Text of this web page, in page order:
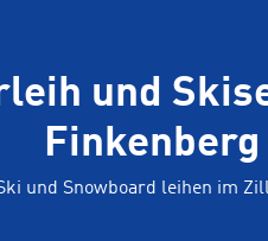
und
Finkenberg
und Snowboard leihen im